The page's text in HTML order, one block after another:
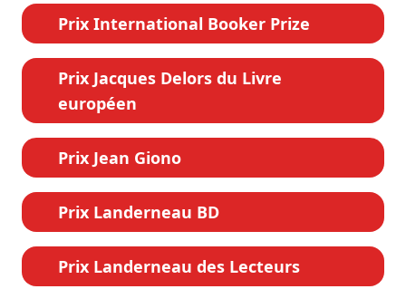
Prix International Booker Prize
Prix Jacques Delors du Livre
européen
Prix Jean Giono
Prix Landerneau BD
Prix Landerneau des Lecteurs